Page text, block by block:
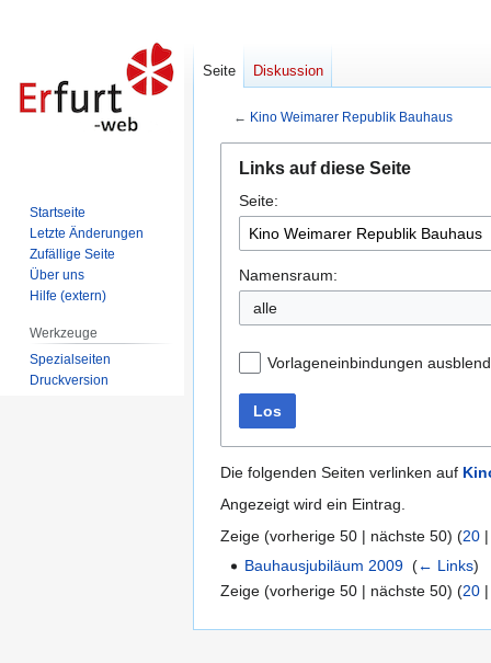
← Kino Weimarer Republik Bauhaus
Navigation
springen
Suche
springen
Links auf diese Seite
Seite:
Namensraum:
alle
Vorlageneinbindungen
Los
Die folgenden Seiten verlinken auf
Angezeigt wird ein Eintrag.
Zeige (vorherige 50 | nächste 50) (20
Bauhausjubiläum 2009 ‎(← Links)
Zeige (vorherige 50 | nächste 50) (20
Seite Diskussion
Startseite
Letzte Änderungen
Zufällige Seite
Über uns
Hilfe (extern)
Werkzeuge
Spezialseiten
Druckversion